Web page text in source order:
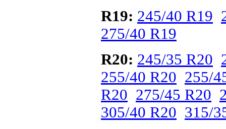
R19: 245/40 R19
275/40 R19
R20: 245/35 R20
255/40 R20 255/
R20 275/45 R20
305/40 R20 315/